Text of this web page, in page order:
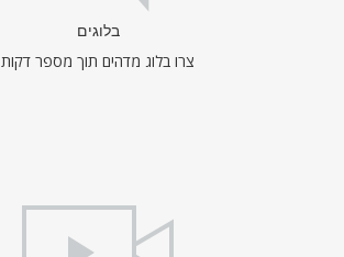
בלוגים
צרו בלוג מדהים תוך מספר דקות